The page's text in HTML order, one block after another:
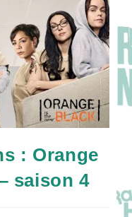
: Orange
saison 4